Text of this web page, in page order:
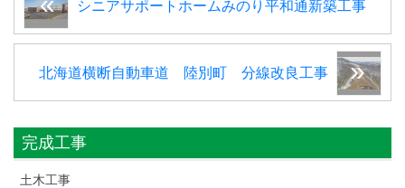
シニアサポートホームみのり平和通新築工事
北海道横断自動車道 陸別町 分線改良工事
完成工事
土木工事